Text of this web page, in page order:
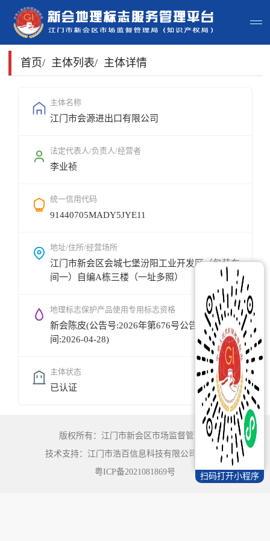
首页
政策法规
申请指南
地标地图
用户登录
首页/ 主体列表/ 主体详情
主体名称
江门市会源进出口有限公司
法定代表人/负责人/经营者
李业祯
统一信用代码
91440705MADY5JYE11
地址/住所/经营场所
江门市新会区会城七堡汾阳工业开发区（包装车
间一）自编A栋三楼（一址多照）
地理标志保护产品使用专用标志资格
新会陈皮(公告号:2026年第676号公告,公告时
间:2026-04-28)
主体状态
已认证
扫码打开小程序
版权所有：江门市新会区市场监督管理局
技术支持：江门市浩百信息科技有限公司
2022
粤ICP备2021081869号